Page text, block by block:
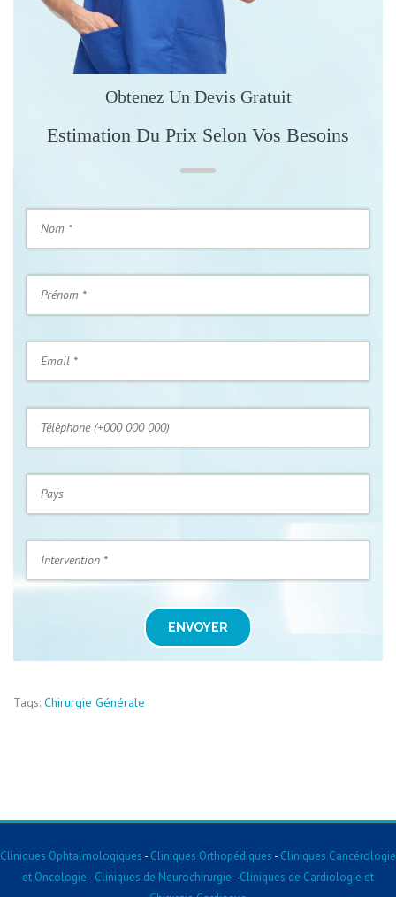
Obtenez Un Devis Gratuit
Estimation Du Prix Selon Vos Besoins
ENVOYER
Tags: Chirurgie Générale
Cliniques Ophtalmologiques - Cliniques Orthopédiques - Cliniques Cancérologie
et Oncologie - Cliniques de Neurochirurgie - Cliniques de Cardiologie et